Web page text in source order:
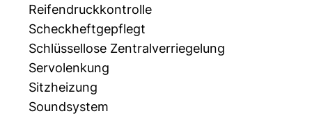
Reifendruckkontrolle
Scheckheftgepflegt
Schlüssellose Zentralverriegelung
Servolenkung
Sitzheizung
Soundsystem